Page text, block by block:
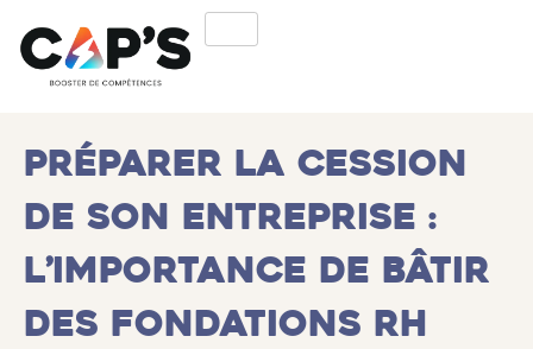
Préparer la cession
de son entreprise :
l’importance de bâtir
des fondations RH